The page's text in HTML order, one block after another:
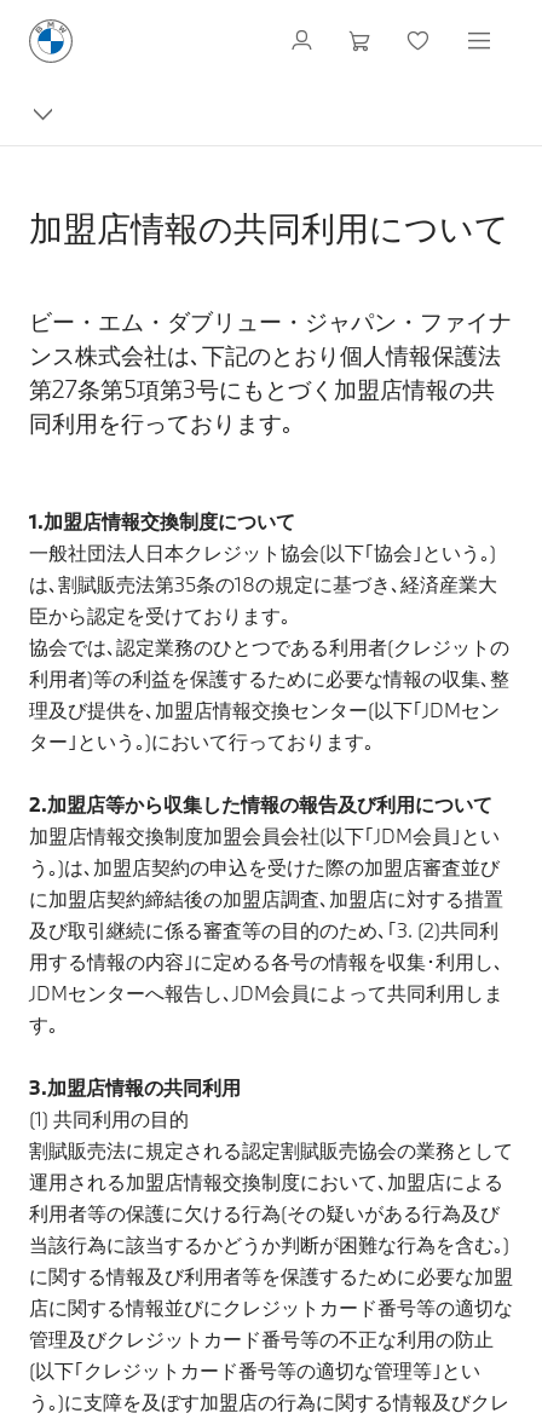
加盟店情報の共同利用について
ビー・エム・ダブリュー・ジャパン・ファイナ
ンス株式会社は､下記のとおり個人情報保護法
第27条第5項第3号にもとづく加盟店情報の共
同利用を行っております｡
1.加盟店情報交換制度について
一般社団法人日本クレジット協会(以下｢協会｣という｡)
は､割賦販売法第35条の18の規定に基づき､経済産業大
臣から認定を受けております｡
協会では､認定業務のひとつである利用者(クレジットの
利用者)等の利益を保護するために必要な情報の収集､整
理及び提供を､加盟店情報交換センター(以下｢JDMセン
ター｣という｡)において行っております｡
2.加盟店等から収集した情報の報告及び利用について
加盟店情報交換制度加盟会員会社(以下｢JDM会員｣とい
う｡)は､加盟店契約の申込を受けた際の加盟店審査並び
に加盟店契約締結後の加盟店調査､加盟店に対する措置
及び取引継続に係る審査等の目的のため､｢3. (2)共同利
用する情報の内容｣に定める各号の情報を収集･利用し､
JDMセンターへ報告し､JDM会員によって共同利用しま
す｡
3.加盟店情報の共同利用
(1) 共同利用の目的
割賦販売法に規定される認定割賦販売協会の業務として
運用される加盟店情報交換制度において､加盟店による
利用者等の保護に欠ける行為(その疑いがある行為及び
当該行為に該当するかどうか判断が困難な行為を含む｡)
に関する情報及び利用者等を保護するために必要な加盟
店に関する情報並びにクレジットカード番号等の適切な
管理及びクレジットカード番号等の不正な利用の防止
(以下｢クレジットカード番号等の適切な管理等｣とい
う｡)に支障を及ぼす加盟店の行為に関する情報及びクレ